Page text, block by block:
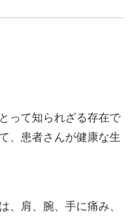
って知られざる存在で
、患者さんが健康な生
、肩、腕、手に痛み、